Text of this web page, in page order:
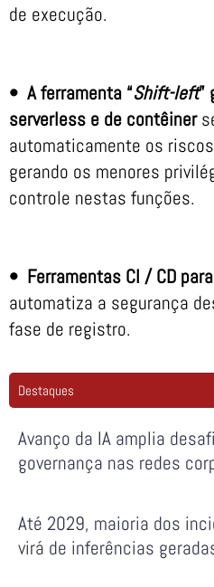
de execução.
• A ferramenta “Shift-left”
serverless e de contêiner
automaticamente os
gerando os menores
controle nestas funções.
• Ferramentas CI / CD
automatiza a segurança
fase de registro.
Destaques
Avanço da IA amplia
governança nas redes
Até 2029, maioria dos
virá de inferências